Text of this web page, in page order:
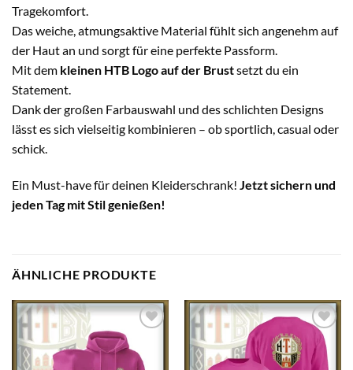
Tragekomfort.
Das weiche, atmungsaktive Material fühlt sich angenehm auf
der Haut an und sorgt für eine perfekte Passform.
Mit dem kleinen HTB Logo auf der Brustsetzt du ein
Statement.
Dank der großen Farbauswahl und des schlichten Designs
lässt es sich vielseitig kombinieren – ob sportlich, casual oder
schick.
Ein Must-have für deinen Kleiderschrank! Jetzt sichern und
jeden Tag mit Stil genießen!
ÄHNLICHE PRODUKTE